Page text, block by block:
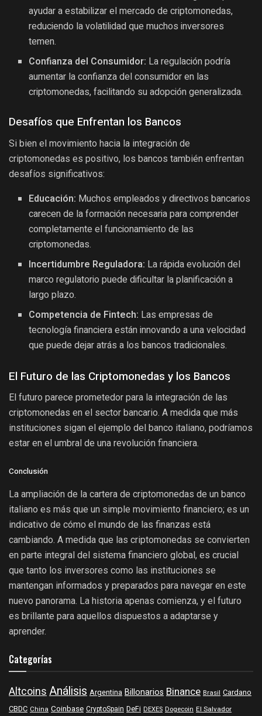
ayudar a estabilizar el mercado de criptomonedas,
reduciendo la volatilidad que muchos inversores
temen.
Confianza del Consumidor: La regulación podría
aumentar la confianza del consumidor en las
criptomonedas, facilitando su adopción generalizada.
Desafíos que Enfrentan los Bancos
Si bien el movimiento hacia la integración de
criptomonedas es positivo, los bancos también enfrentan
desafíos significativos:
Educación: Muchos empleados y directivos bancarios
carecen de la formación necesaria para comprender
completamente el funcionamiento de las
criptomonedas.
Incertidumbre Reguladora: La rápida evolución del
marco regulatorio puede dificultar la planificación a
largo plazo.
Competencia de Fintech: Las empresas de
tecnología financiera están innovando a una velocidad
que puede dejar atrás a los bancos tradicionales.
El Futuro de las Criptomonedas y los Bancos
El futuro parece prometedor para la integración de las
criptomonedas en el sector bancario. A medida que más
instituciones sigan el ejemplo del banco italiano, podríamos
estar en el umbral de una revolución financiera.
Conclusión
La ampliación de la cartera de criptomonedas de un banco
italiano es más que un simple movimiento financiero; es un
indicativo de cómo el mundo de las finanzas está
cambiando. A medida que las criptomonedas se convierten
en parte integral del sistema financiero global, es crucial
que tanto los inversores como las instituciones se
mantengan informados y preparados para navegar en este
nuevo panorama. La historia apenas comienza, y el futuro
es brillante para aquellos dispuestos a adaptarse y
aprender.
Categorías
AltcoinsAnálisis Argentina BillonariosBinance Brasil Cardano
CBDC China Coinbase CryptoSpain DeFi DEXES Dogecoin El Salvador